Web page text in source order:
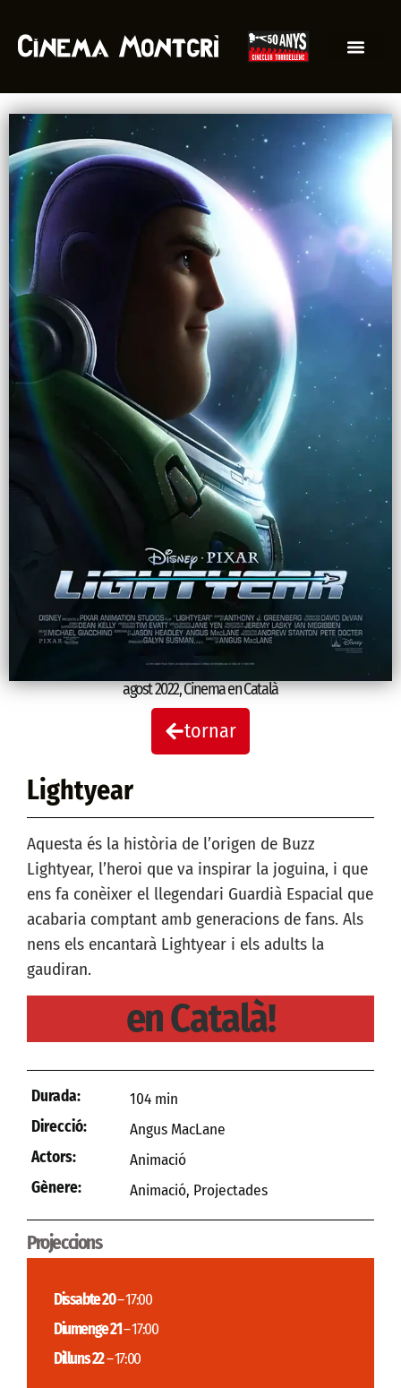
agost 2022,Cinema en Català
tornar
Lightyear
Aquesta és la història de l’origen de Buzz
Lightyear, l’heroi que va inspirar la joguina, i que
ens fa conèixer el llegendari Guardià Espacial que
acabaria comptant amb generacions de fans. Als
nens els encantarà Lightyear i els adults la
gaudiran.
en Català!
Durada:
104 min
Direcció:
Angus MacLane
Actors:
Animació
Gènere:
Animació, Projectades
Projeccions
Dissabte 20– 17:00
Diumenge 21– 17:00
Dilluns 22– 17:00